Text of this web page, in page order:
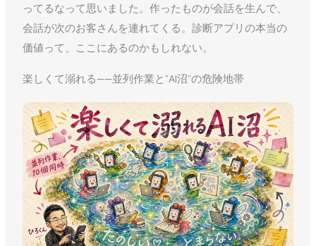
ってるなって思いました。作ったものが会話を生んで、
会話が次のお客さんを連れてくる。診断アプリの本当の
価値って、ここにあるのかもしれない。
楽しくて溺れる——並列作業と“AI沼”の危険地帯